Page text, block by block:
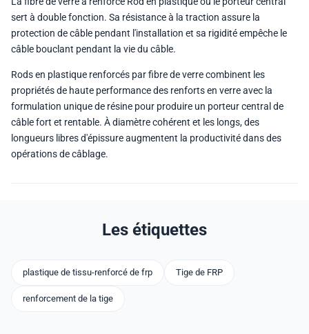
sert à double fonction. Sa résistance à la traction assure la
protection de câble pendant l'installation et sa rigidité empêche le
câble bouclant pendant la vie du câble.
Rods en plastique renforcés par fibre de verre combinent les
propriétés de haute performance des renforts en verre avec la
formulation unique de résine pour produire un porteur central de
câble fort et rentable. À diamètre cohérent et les longs, des
longueurs libres d'épissure augmentent la productivité dans des
opérations de câblage.
Les étiquettes
plastique de tissu-renforcé de frp Tige de FRP
renforcement de la tige